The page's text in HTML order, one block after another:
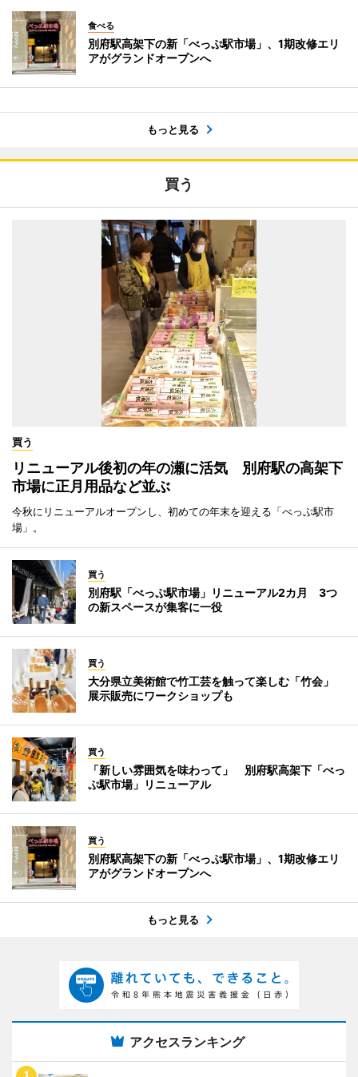
食べる
別府駅高架下の新「べっぷ駅市場」、1期改修エリ
アがグランドオープンへ
もっと見る
買う
買う
リニューアル後初の年の瀬に活気 別府駅の高架下
市場に正月用品など並ぶ
今秋にリニューアルオープンし、初めての年末を迎える「べっぷ駅市
場」。
買う
別府駅「べっぷ駅市場」リニューアル2カ月 3つ
の新スペースが集客に一役
買う
大分県立美術館で竹工芸を触って楽しむ「竹会」
展示販売にワークショップも
買う
「新しい雰囲気を味わって」 別府駅高架下「べっ
ぷ駅市場」リニューアル
買う
別府駅高架下の新「べっぷ駅市場」、1期改修エリ
アがグランドオープンへ
もっと見る
アクセスランキング